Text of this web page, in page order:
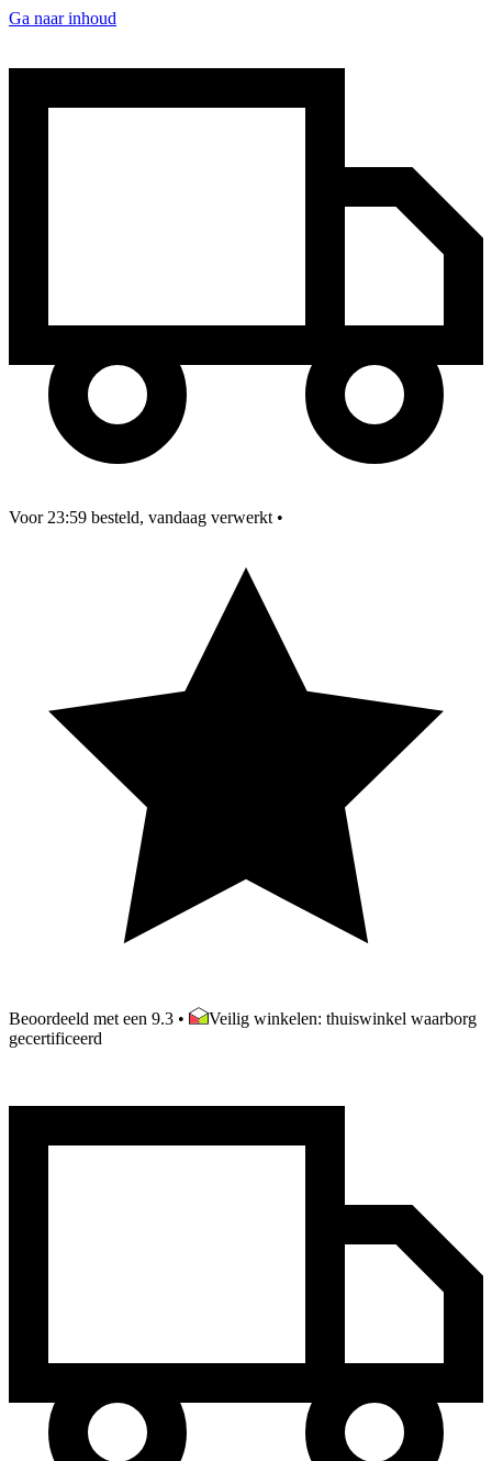
Ga naar inhoud
Voor 23:59 besteld, vandaag verwerkt •
Beoordeeld met een 9.3 •
Veilig winkelen: thuiswinkel waarborg
gecertificeerd